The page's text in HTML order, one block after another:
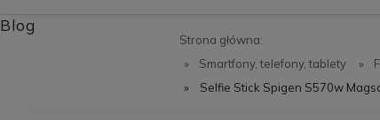
Blog
Strona główna:
»
Smartfony, telefony, tablety »
»
Selfie Stick Spigen S570w